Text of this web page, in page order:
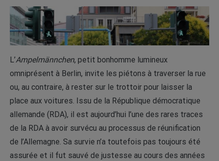
L’Ampelmännchen, petit bonhomme lumineux
omniprésent à Berlin, invite les piétons à traverser la rue
ou, au contraire, à rester sur le trottoir pour laisser la
place aux voitures. Issu de la République démocratique
allemande (RDA), il est aujourd’hui l’une des rares traces
de la RDA à avoir survécu au processus de réunification
de l’Allemagne. Sa survie n’a toutefois pas toujours été
assurée et il fut sauvé de justesse au cours des années